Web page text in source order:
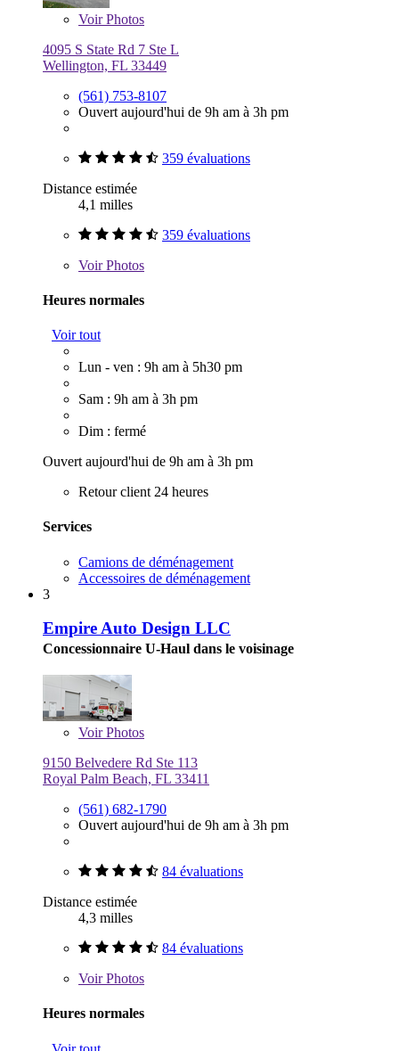
VoirPhotos
4095 S State Rd 7 Ste L
Wellington, FL 33449
(561) 753-8107
Ouvert aujourd'hui de 9h am à 3h pm
359 évaluations
Distance estimée
4,1 milles
359 évaluations
VoirPhotos
Heures normales
Voir tout
Lun - ven : 9h am à 5h30 pm
Sam : 9h am à 3h pm
Dim : fermé
Ouvert aujourd'hui de 9h am à 3h pm
Retour client 24 heures
Services
Camions de déménagement
Accessoires de déménagement
3
Empire Auto Design LLC
Concessionnaire U-Haul dans le voisinage
VoirPhotos
9150 Belvedere Rd Ste 113
Royal Palm Beach, FL 33411
(561) 682-1790
Ouvert aujourd'hui de 9h am à 3h pm
84 évaluations
Distance estimée
4,3 milles
84 évaluations
VoirPhotos
Heures normales